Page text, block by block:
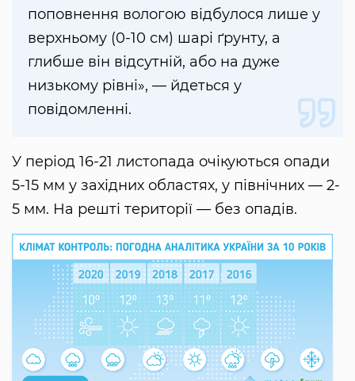
поповнення вологою відбулося лише у
верхньому (0-10 см) шарі ґрунту, а
глибше він відсутній, або на дуже
низькому рівні», — йдеться у
повідомленні.
У період 16-21 листопада очікуються опади
5-15 мм у західних областях, у північних — 2-
5 мм. На решті території — без опадів.